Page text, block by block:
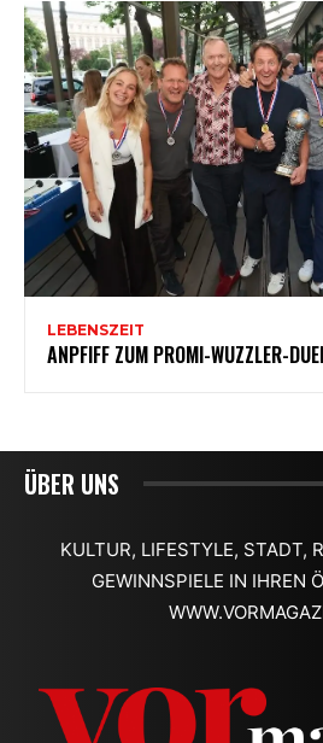
ÜBER UNS
KULTUR, LIFESTYLE, STADT,
GEWINNSPIELE IN IHREN